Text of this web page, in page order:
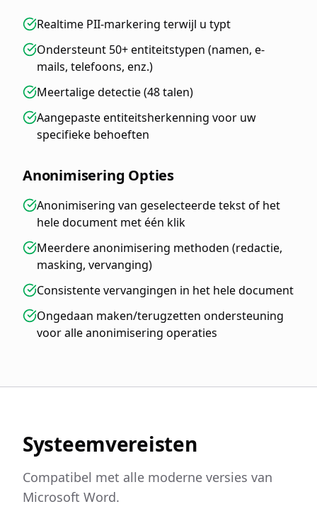
Realtime PII-markering terwijl u typt
Ondersteunt 50+ entiteitstypen (namen, e-
mails, telefoons, enz.)
Meertalige detectie (48 talen)
Aangepaste entiteitsherkenning voor uw
specifieke behoeften
Anonimisering Opties
Anonimisering van geselecteerde tekst of het
hele document met één klik
Meerdere anonimisering methoden (redactie,
masking, vervanging)
Consistente vervangingen in het hele document
Ongedaan maken/terugzetten ondersteuning
voor alle anonimisering operaties
Systeemvereisten
Compatibel met alle moderne versies van
Microsoft Word.